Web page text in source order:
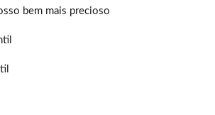
bem mais precioso